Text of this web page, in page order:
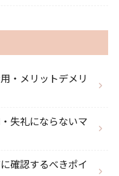
・メリットデメリ
失礼にならないマ
確認するべきポイ